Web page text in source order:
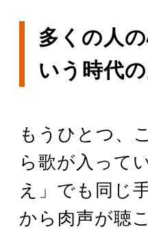
多くの人
いう時代
もうひとつ、
ら歌が入って
え」でも同じ
から肉声が聴